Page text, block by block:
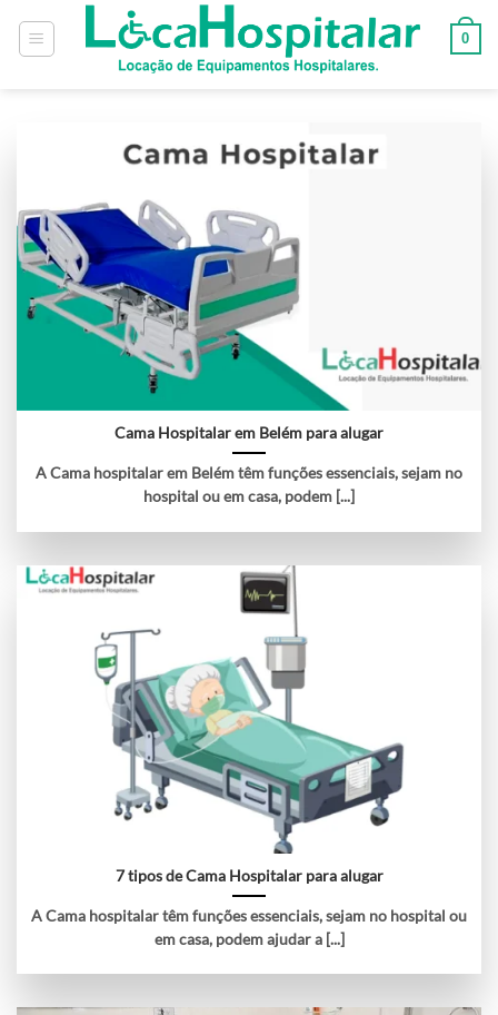
0
Cama Hospitalar em Belém para alugar
A Cama hospitalar em Belém têm funções essenciais, sejam no
hospital ou em casa, podem [...]
7 tipos de Cama Hospitalar para alugar
A Cama hospitalar têm funções essenciais, sejam no hospital ou
em casa, podem ajudar a [...]